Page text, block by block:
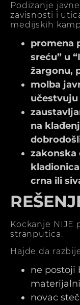
Podizanje
zavisnosti i
medijskih
promena
sreću” u
žargonu,
molba
na
zakonska
crna ili
Kockanje NIJE
stranputica.
Hajde da
ne postoji
novac